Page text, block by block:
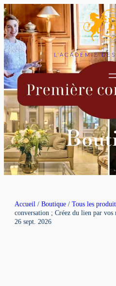
L'ACADÉMIE
Accueil /Boutique /Tous les
conversation ; Créez du lien par vos
26 sept. 2026